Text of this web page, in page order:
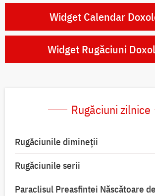
Widget Calendar
Widget Rugăciuni
Rugăciuni zilnice
Rugăciunile dimineții
Rugăciunile serii
Paraclisul Preasfintei Născătoare